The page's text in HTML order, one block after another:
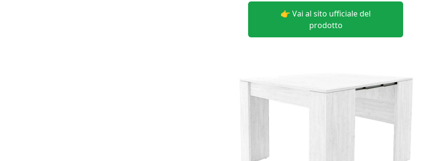
👉 Vai al sito ufficiale del
prodotto